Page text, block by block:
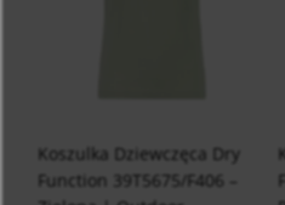
Koszulka Dziewczęca Dry
Function 39T5675/F406 –